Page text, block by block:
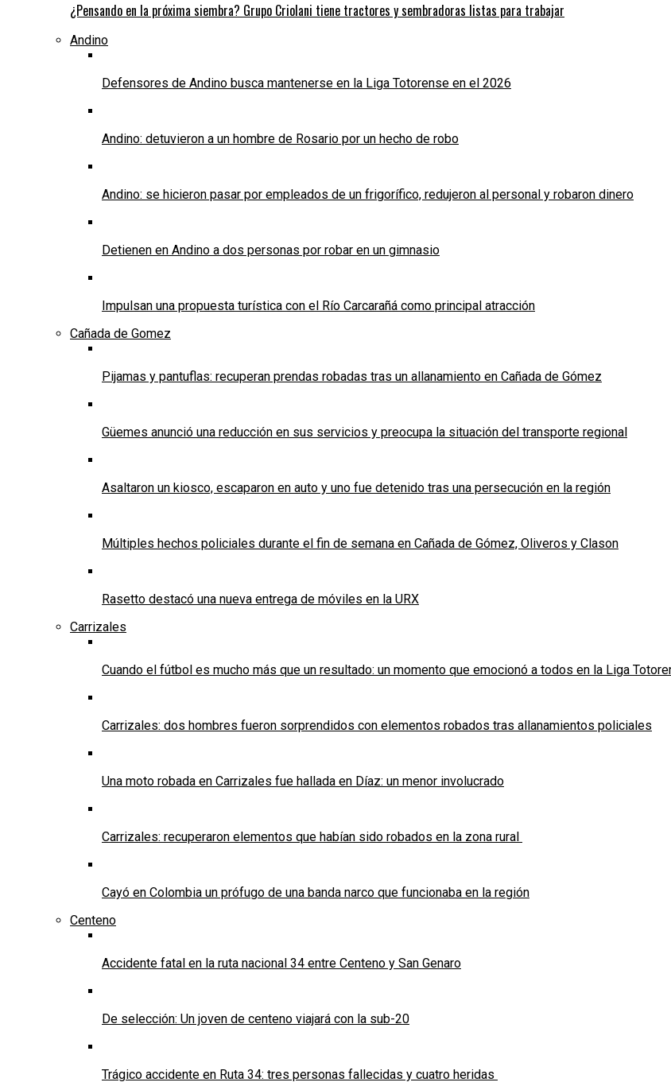
¿Pensando en la próxima siembra? Grupo Criolani tiene tractores y sembradoras listas para trabajar
Andino
Defensores de Andino busca mantenerse en la Liga Totorense en el 2026
Andino: detuvieron a un hombre de Rosario por un hecho de robo
Andino: se hicieron pasar por empleados de un frigorífico, redujeron al personal y robaron dinero
Detienen en Andino a dos personas por robar en un gimnasio
Impulsan una propuesta turística con el Río Carcarañá como principal atracción
Cañada de Gomez
Pijamas y pantuflas: recuperan prendas robadas tras un allanamiento en Cañada de Gómez
Güemes anunció una reducción en sus servicios y preocupa la situación del transporte regional
Asaltaron un kiosco, escaparon en auto y uno fue detenido tras una persecución en la región
Múltiples hechos policiales durante el fin de semana en Cañada de Gómez, Oliveros y Clason
Rasetto destacó una nueva entrega de móviles en la URX
Carrizales
Cuando el fútbol es mucho más que un resultado: un momento que emocionó a todos en la Liga
Carrizales: dos hombres fueron sorprendidos con elementos robados tras allanamientos policiales
Una moto robada en Carrizales fue hallada en Díaz: un menor involucrado
Carrizales: recuperaron elementos que habían sido robados en la zona rural
Cayó en Colombia un prófugo de una banda narco que funcionaba en la región
Centeno
Accidente fatal en la ruta nacional 34 entre Centeno y San Genaro
De selección: Un joven de centeno viajará con la sub-20
Trágico accidente en Ruta 34: tres personas fallecidas y cuatro heridas